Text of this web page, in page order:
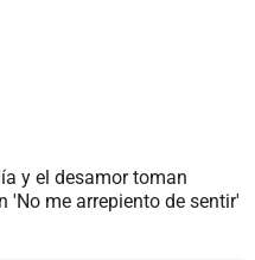
y el desamor toman
'No me arrepiento de sentir'